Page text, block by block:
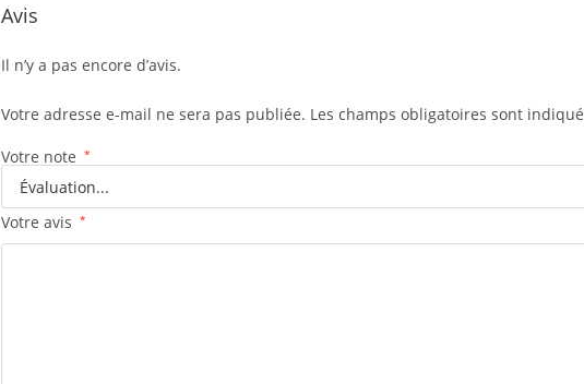
Avis
Il n’y a pas encore d’avis.
Votre adresse e-mail ne sera pas publiée. Les champs obligatoires sont
Votre note *
Votre avis *